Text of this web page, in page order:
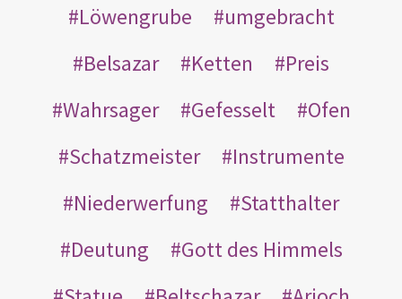
Löwengrube
umgebracht
Belsazar
Ketten
Preis
Wahrsager
Gefesselt
Ofen
Schatzmeister
Instrumente
Niederwerfung
Statthalter
Deutung
Gott des Himmels